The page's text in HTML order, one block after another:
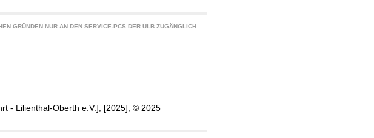
GRÜNDEN NUR AN DEN SERVICE-PCS DER ULB ZUGÄNGLICH.
- Lilienthal-Oberth e.V.], [2025], © 2025